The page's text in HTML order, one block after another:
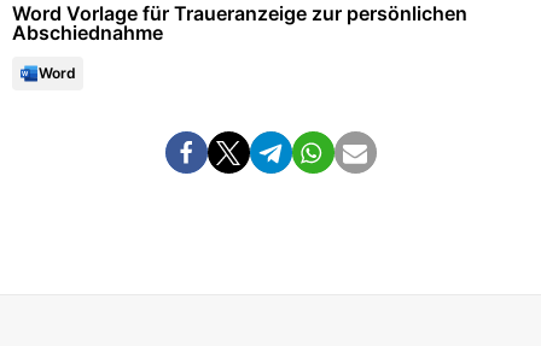
Word Vorlage für Traueranzeige zur persönlichen
Abschiednahme
Word